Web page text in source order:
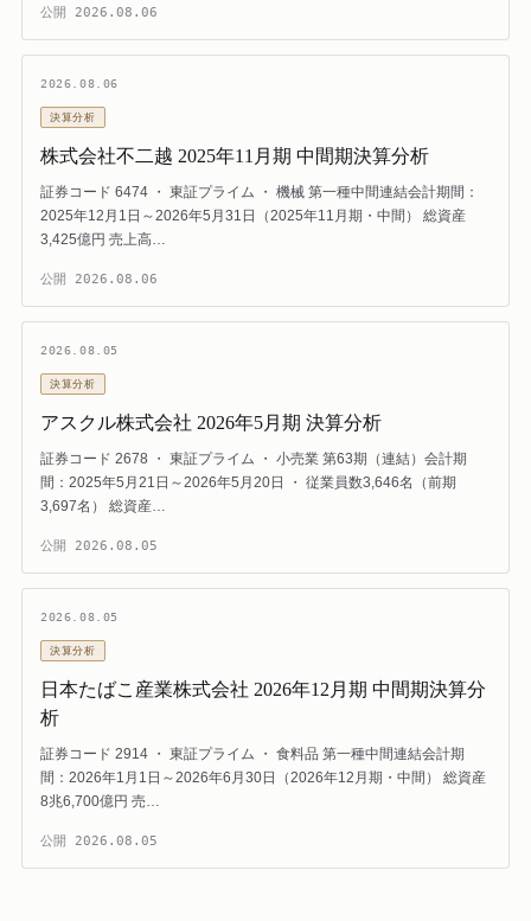
公開 2026.08.06
2026.08.06
決算分析
株式会社不二越 2025年11月期 中間期決算分析
証券コード 6474 ・ 東証プライム ・ 機械 第一種中間連結会計期間：
2025年12月1日～2026年5月31日（2025年11月期・中間） 総資産
3,425億円 売上高…
公開 2026.08.06
2026.08.05
決算分析
アスクル株式会社 2026年5月期 決算分析
証券コード 2678 ・ 東証プライム ・ 小売業 第63期（連結）会計期
間：2025年5月21日～2026年5月20日 ・ 従業員数3,646名（前期
3,697名） 総資産…
公開 2026.08.05
2026.08.05
決算分析
日本たばこ産業株式会社 2026年12月期 中間期決算分
析
証券コード 2914 ・ 東証プライム ・ 食料品 第一種中間連結会計期
間：2026年1月1日～2026年6月30日（2026年12月期・中間） 総資産
8兆6,700億円 売…
公開 2026.08.05